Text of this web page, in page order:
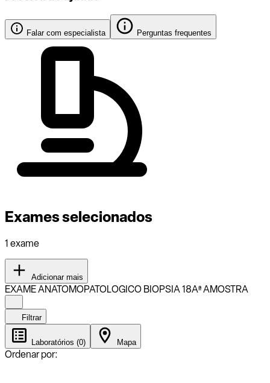
Falar com especialista Perguntas frequentes
Exames selecionados
1 exame
Adicionar mais
EXAME ANATOMOPATOLOGICO BIOPSIA 18Aª AMOSTRA
Filtrar
Laboratórios (0) Mapa
Ordenar por: